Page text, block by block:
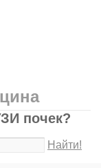
почек?
Найти!